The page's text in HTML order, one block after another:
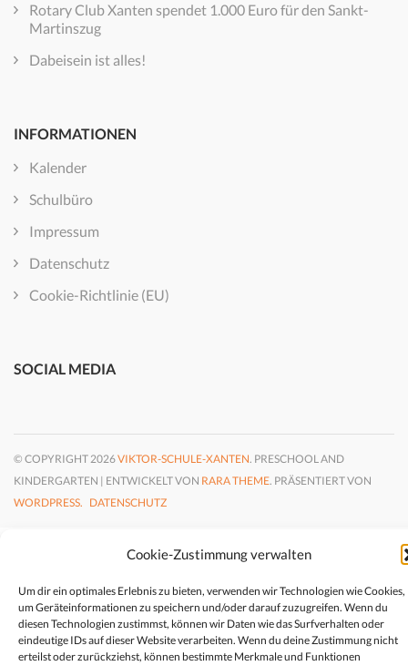
Cookie-Zustimmung verwalten
Um dir ein optimales Erlebnis zu bieten, verwenden wir Technologien wie Cookies,
um Geräteinformationen zu speichern und/oder darauf zuzugreifen. Wenn du
diesen Technologien zustimmst, können wir Daten wie das Surfverhalten oder
eindeutige IDs auf dieser Website verarbeiten. Wenn du deine Zustimmung nicht
erteilst oder zurückziehst, können bestimmte Merkmale und Funktionen
Rotary Club Xanten spendet 1.000 Euro für den Sankt-
Martinszug
Dabeisein ist alles!
INFORMATIONEN
Kalender
Schulbüro
Impressum
Datenschutz
Cookie-Richtlinie (EU)
SOCIAL MEDIA
© COPYRIGHT 2026VIKTOR-SCHULE-XANTEN. PRESCHOOL AND
KINDERGARTEN | ENTWICKELT VON RARA THEME. PRÄSENTIERT VON
WORDPRESS. DATENSCHUTZ